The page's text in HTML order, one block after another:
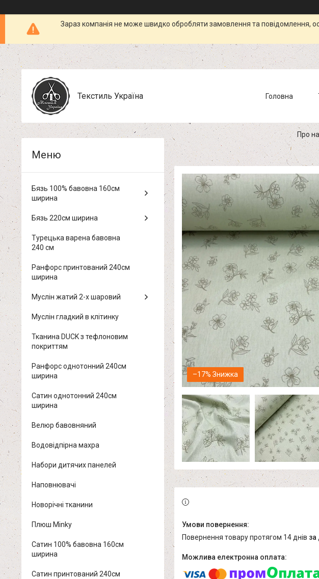
Зараз компанія не може швидко обробляти замовлення та повідомлення,
Текстиль Україна Головна
Про
–17%
повернення товару протягом 14 днів
Бязь 100% бавовна 160см
ширина
Бязь 220см ширина
Турецька варена бавовна
240 см
Ранфорс принтований 240см
ширина
Муслін жатий 2-х шаровий
Муслін гладкий в клітинку
Тканина DUCK з тефлоновим
покриттям
Ранфорс однотонний 240см
ширина
Сатин однотонний 240см
ширина
Велюр бавовняний
Водовідпірна махра
Набори дитячих панелей
Наповнювачі
Новорічні тканини
Плюш Minky
Сатин 100% бавовна 160см
ширина
Сатин принтований 240см